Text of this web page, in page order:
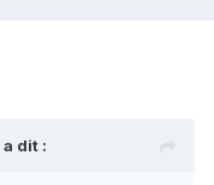
a dit :